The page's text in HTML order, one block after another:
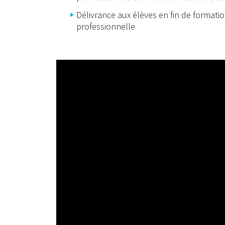
Délivrance aux élèves en fin de
professionnelle